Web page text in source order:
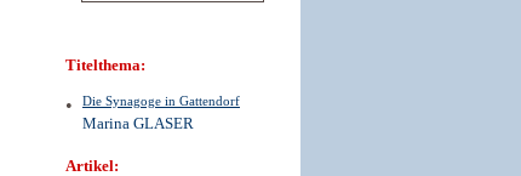
Titelthema:
Die Synagoge in Gattendorf
Marina GLASER
Artikel: